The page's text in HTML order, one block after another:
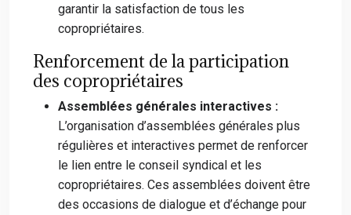
garantir la satisfaction de tous les
copropriétaires.
Renforcement de la participation
des copropriétaires
Assemblées générales interactives :
L’organisation d’assemblées générales plus
régulières et interactives permet de renforcer
le lien entre le conseil syndical et les
copropriétaires. Ces assemblées doivent être
des occasions de dialogue et d’échange pour